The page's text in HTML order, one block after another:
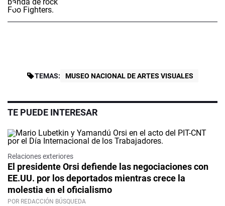
TEMAS: MUSEO NACIONAL DE ARTES VISUALES
TE PUEDE INTERESAR
Relaciones exteriores
El presidente Orsi defiende las negociaciones con
EE.UU. por los deportados mientras crece la
molestia en el oficialismo
POR REDACCIÓN BÚSQUEDA